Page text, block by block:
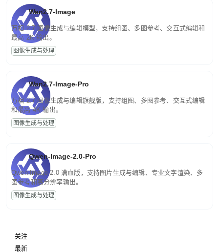
Wan2.7-Image
万相 2.7 图像生成与编辑模型，支持组图、多图参考、交互式编辑和
最高 2K 输出。
图像生成与处理
Wan2.7-Image-Pro
万相 2.7 图像生成与编辑旗舰版，支持组图、多图参考、交互式编辑
和最高 4K 输出。
图像生成与处理
Qwen-Image-2.0-Pro
Qwen-Image-2.0 满血版，支持图片生成与编辑、专业文字渲染、多
图参考和高分辨率输出。
图像生成与处理
关注
最新